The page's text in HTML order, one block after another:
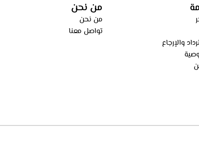
والإرجاع
من نحن
من نحن
تواصل معنا